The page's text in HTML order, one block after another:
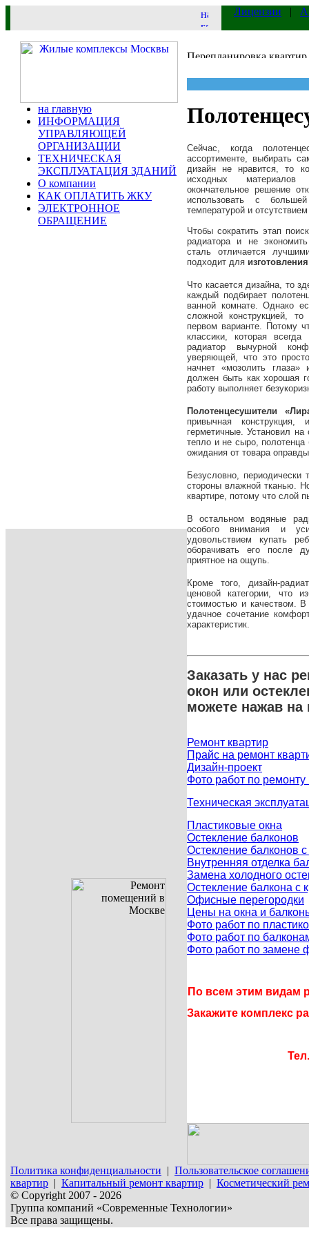
Лицензии |
на главную
ИНФОРМАЦИЯ
УПРАВЛЯЮЩЕЙ
ОРГАНИЗАЦИИ
ТЕХНИЧЕСКАЯ
ЭКСПЛУАТАЦИЯ ЗДАНИЙ
О компании
КАК ОПЛАТИТЬ ЖКУ
ЭЛЕКТРОННОЕ
ОБРАЩЕНИЕ
Сейчас, когда
ассортименте, выбирать
дизайн не нравится, то
исходных материалов
окончательное решение
использовать с
температурой и
Чтобы сократить этап
радиатора и не
сталь отличается
подходит для
Что касается дизайна, то
каждый подбирает
ванной комнате. Однако
сложной конструкцией,
первом варианте. Потому
классики, которая
радиатор вычурной
уверяющей, что это
начнет «мозолить
должен быть как хорошая
работу выполняет
Полотенцесушители
привычная
герметичные. Установил
тепло и не сыро,
ожидания от товара
Безусловно, периодически
стороны влажной тканью.
квартире, потому что слой
В остальном водяные
особого внимания и
удовольствием купать
оборачивать его после
приятное на ощупь.
Кроме того, дизайн-
ценовой категории, что
стоимостью и качеством. В
удачное сочетание
характеристик.
Заказать у нас
окон или
можете нажав
Ремонт квартир
Прайс на ремонт
Дизайн-проект
Фото работ по ремонту
Техническая
Пластиковые окна
Остекление балконов
Остекление балконов
Внутренняя отделка
Замена холодного
Остекление балкона с
Офисные перегородки
Цены на окна и
Фото работ по
Фото работ по
Фото работ по замене
По всем этим видам
Закажите комплекс
Политика конфиденциальности | Пользовательское
квартир | Капитальный ремонт квартир | Косметический
© Copyright 2007 - 2026
Группа компаний «Современные Технологии»
Все права защищены.